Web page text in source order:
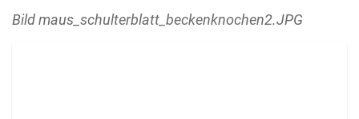
Bild maus_schulterblatt_beckenknochen2.JPG